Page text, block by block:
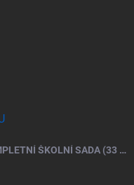
INSECT LORE MOTÝLÍ ZAHRÁDKA KOMPLETNÍ ŠKOLNÍ SADA (33 HOUSENEK)